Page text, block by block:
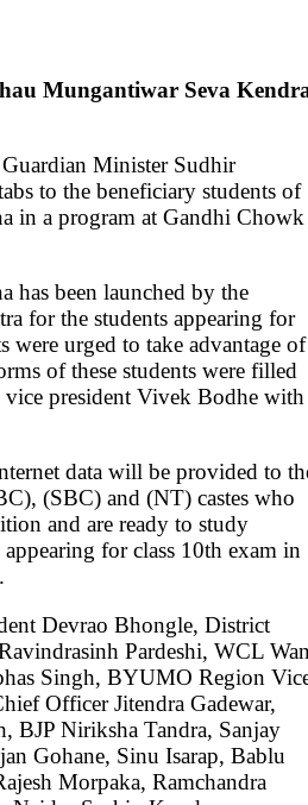
Mungantiwar Seva
Guardian Minister Sudhir
to the beneficiary students of
in a program at Gandhi Chowk
has been launched by the
for the students appearing for
were urged to take advantage of
of these students were filled
president Vivek Bodhe with
data will be provided to
(SBC) and (NT) castes who
and are ready to study
for class 10th exam in
Devrao Bhongle, District
Pardeshi, WCL
Singh, BYUMO Region
Officer Jitendra Gadewar,
BJP Niriksha Tandra, Sanjay
Gohane, Sinu Isarap, Bablu
Morpaka, Ramchandra